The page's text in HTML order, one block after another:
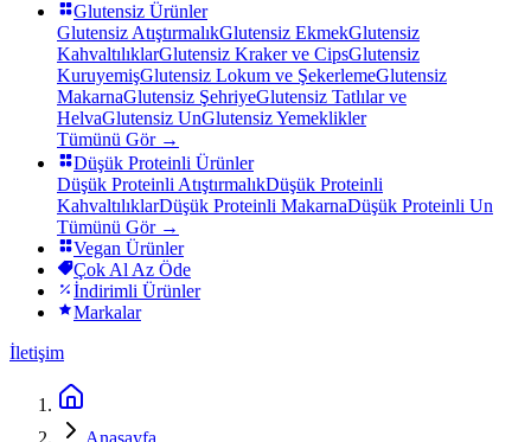
Glutensiz Ürünler
Glutensiz AtıştırmalıkGlutensiz EkmekGlutensiz
KahvaltılıklarGlutensiz Kraker ve CipsGlutensiz
KuruyemişGlutensiz Lokum ve ŞekerlemeGlutensiz
MakarnaGlutensiz ŞehriyeGlutensiz Tatlılar ve
HelvaGlutensiz UnGlutensiz Yemeklikler
Tümünü Gör →
Düşük Proteinli Ürünler
Düşük Proteinli AtıştırmalıkDüşük Proteinli
KahvaltılıklarDüşük Proteinli MakarnaDüşük Proteinli Un
Tümünü Gör →
Vegan Ürünler
Çok Al Az Öde
İndirimli Ürünler
Markalar
İletişim
Anasayfa